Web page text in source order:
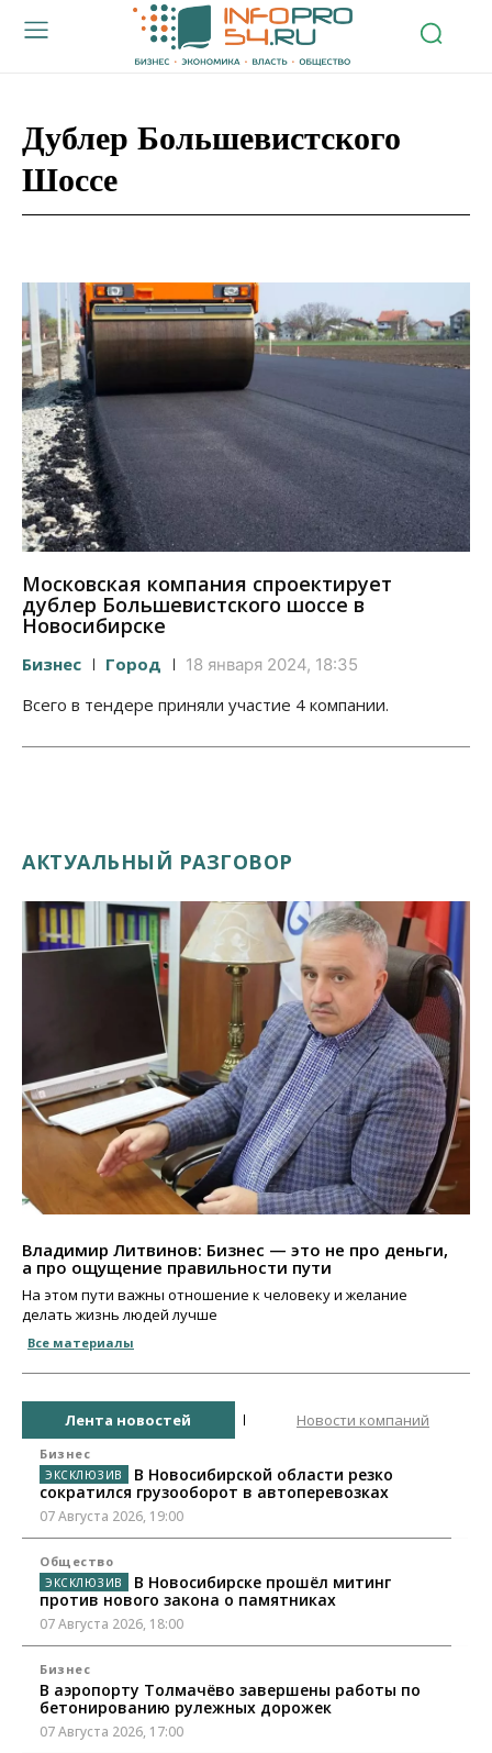
Дублер Большевистского
Шоссе
Московская компания спроектирует
дублер Большевистского шоссе в
Новосибирске
Бизнес Город 18 января 2024, 18:35
Всего в тендере приняли участие 4 компании.
АКТУАЛЬНЫЙ РАЗГОВОР
Владимир Литвинов: Бизнес — это не про деньги,
а про ощущение правильности пути
На этом пути важны отношение к человеку и желание
делать жизнь людей лучше
Все материалы
Лента новостей Новости компаний
Бизнес
В Новосибирской области резко
сократился грузооборот в автоперевозках
07 Августа 2026, 19:00
Общество
В Новосибирске прошёл митинг
против нового закона о памятниках
07 Августа 2026, 18:00
Бизнес
В аэропорту Толмачёво завершены работы по
бетонированию рулежных дорожек
07 Августа 2026, 17:00